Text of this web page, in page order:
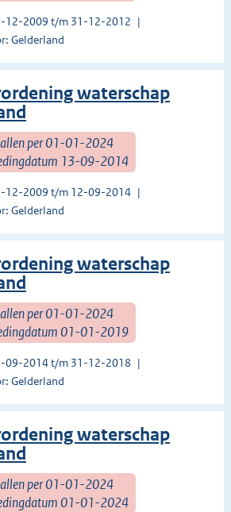
12-2009 t/m 31-12-2012
Gelderland
waterschap
per 01-01-2024
13-09-2014
12-2009 t/m 12-09-2014
Gelderland
waterschap
per 01-01-2024
01-01-2019
09-2014 t/m 31-12-2018
Gelderland
waterschap
per 01-01-2024
01-01-2024